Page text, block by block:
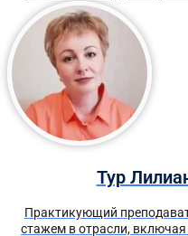
Тур
Практикующий
стажем в отрасли,